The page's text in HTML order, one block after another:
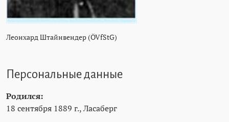
Леонхард Штайнвендер (ÖVfStG)
Персональные данные
Родился:
18 сентября 1889 г., Ласаберг